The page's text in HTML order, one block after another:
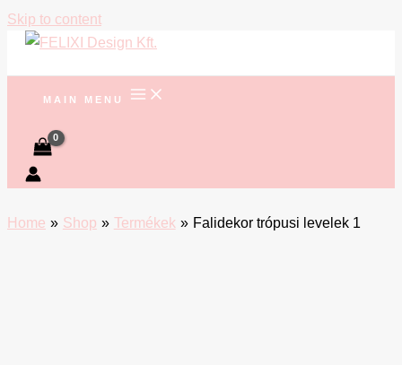
Skip to content
MAIN MENU
Home Shop Termékek Falidekor trópusi levelek 1